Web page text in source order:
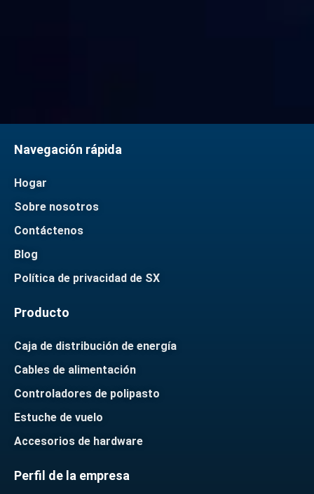
Navegación rápida
Hogar
Sobre nosotros
Contáctenos
Blog
Política de privacidad de SX
Producto
Caja de distribución de energía
Cables de alimentación
Controladores de polipasto
Estuche de vuelo
Accesorios de hardware
Perfil de la empresa